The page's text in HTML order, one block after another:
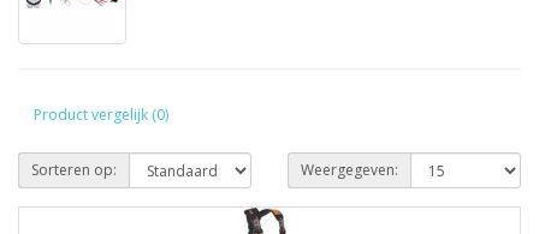
Product vergelijk (0)
Sorteren op: Weergegeven: